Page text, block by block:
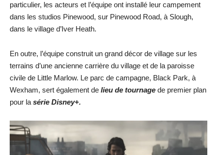
particulier, les acteurs et l’équipe ont installé leur campement
dans les studios Pinewood, sur Pinewood Road, à Slough,
dans le village d’Iver Heath.
En outre, l’équipe construit un grand décor de village sur les
terrains d’une ancienne carrière du village et de la paroisse
civile de Little Marlow. Le parc de campagne, Black Park, à
Wexham, sert également de lieu de tournage de premier plan
pour la série Disney+.